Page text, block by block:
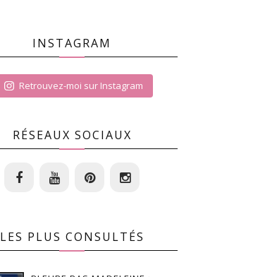
INSTAGRAM
Retrouvez-moi sur Instagram
RÉSEAUX SOCIAUX
LES PLUS CONSULTÉS